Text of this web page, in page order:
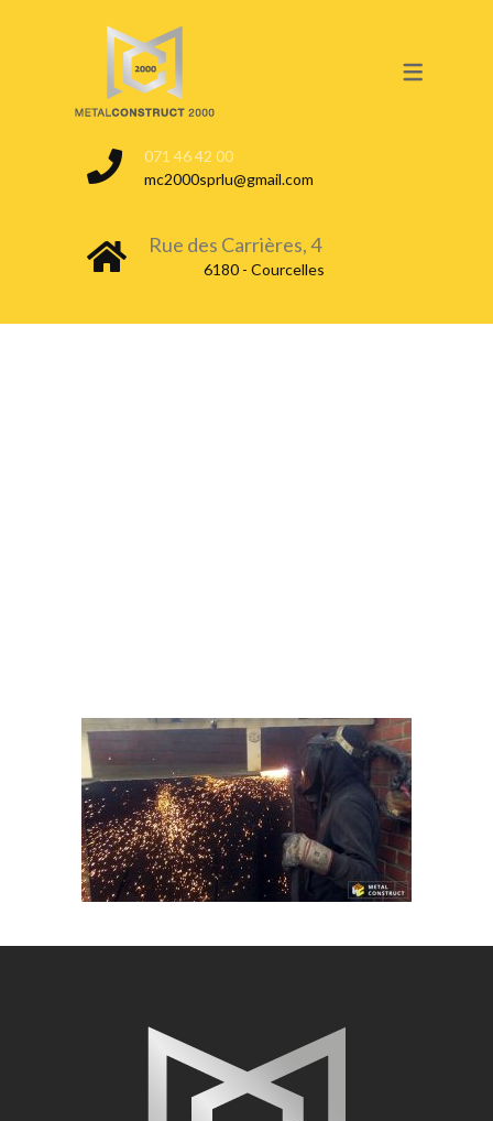
SERVICES
CONSTRUCTION CITERNE
NETTOYAGE & DÉGAZAGE
CITERNE EN TERRE
071 46 42 00
mc2000sprlu@gmail.com
Rue des Carrières, 4
6180 - Courcelles